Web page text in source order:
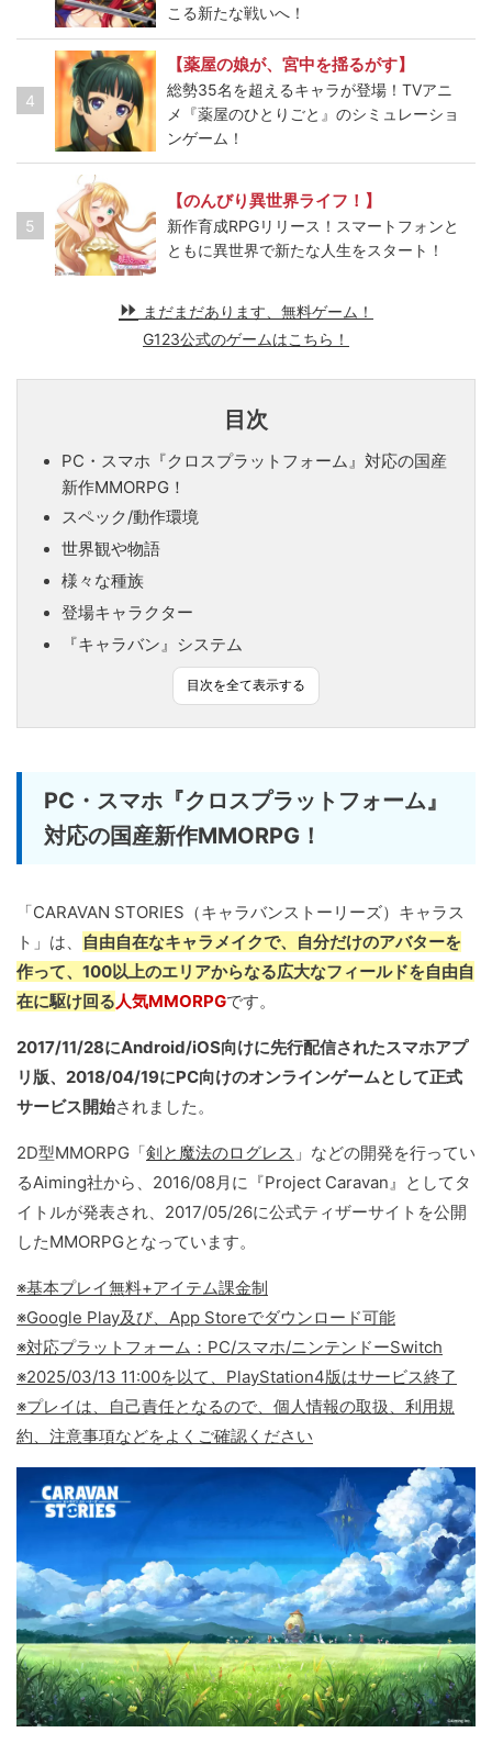
こる新たな戦いへ！
4
【薬屋の娘が、宮中を揺るがす】
総勢35名を超えるキャラが登場！TVアニ
メ『薬屋のひとりごと』のシミュレーショ
ンゲーム！
5
【のんびり異世界ライフ！】
新作育成RPGリリース！スマートフォンと
ともに異世界で新たな人生をスタート！
まだまだあります、無料ゲーム！
G123公式のゲームはこちら！
目次
PC・スマホ『クロスプラットフォーム』対応の国産
新作MMORPG！
スペック/動作環境
世界観や物語
様々な種族
登場キャラクター
『キャラバン』システム
目次を全て表示する
PC・スマホ『クロスプラットフォーム』
対応の国産新作MMORPG！
「CARAVAN STORIES（キャラバンストーリーズ）キャラス
ト」は、
自由自在なキャラメイクで、自分だけのアバターを
作って、100以上のエリアからなる広大なフィールドを自由自
在に駆け回る人気MMORPGです。
2017/11/28にAndroid/iOS向けに先行配信されたスマホアプ
リ版、2018/04/19にPC向けのオンラインゲームとして正式
サービス開始されました。
2D型MMORPG「剣と魔法のログレス 」などの開発を行ってい
るAiming社から、2016/08月に『Project Caravan』としてタ
イトルが発表され、2017/05/26に公式ティザーサイトを公開
したMMORPGとなっています。
※基本プレイ無料+アイテム課金制
※Google Play及び、App Storeでダウンロード可能
※対応プラットフォーム：PC/スマホ/ニンテンドーSwitch
※2025/03/13 11:00を以て、PlayStation4版はサービス終了
※プレイは、自己責任となるので、個人情報の取扱、利用規
約、注意事項などをよくご確認ください